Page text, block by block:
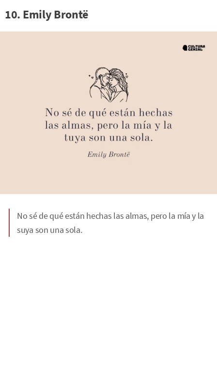
10. Emily Brontë
No sé de qué están hechas las almas, pero la mía y la
suya son una sola.